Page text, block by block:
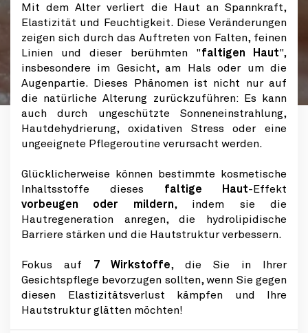
Mit dem Alter verliert die Haut an Spannkraft,
Elastizität und Feuchtigkeit. Diese Veränderungen
zeigen sich durch das Auftreten von Falten, feinen
Linien und dieser berühmten "faltigen Haut",
insbesondere im Gesicht, am Hals oder um die
Augenpartie. Dieses Phänomen ist nicht nur auf
die natürliche Alterung zurückzuführen: Es kann
auch durch ungeschützte Sonneneinstrahlung,
Hautdehydrierung, oxidativen Stress oder eine
ungeeignete Pflegeroutine verursacht werden.
Glücklicherweise können bestimmte kosmetische
Inhaltsstoffe dieses faltige Haut-Effekt
vorbeugen oder mildern, indem sie die
Hautregeneration anregen, die hydrolipidische
Barriere stärken und die Hautstruktur verbessern.
Fokus auf 7 Wirkstoffe, die Sie in Ihrer
Gesichtspflege bevorzugen sollten, wenn Sie gegen
diesen Elastizitätsverlust kämpfen und Ihre
Hautstruktur glätten möchten!